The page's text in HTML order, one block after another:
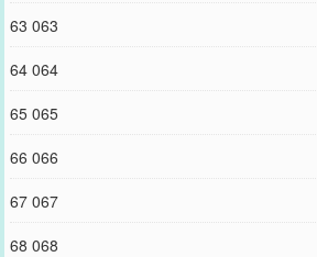
63 063
64 064
65 065
66 066
67 067
68 068